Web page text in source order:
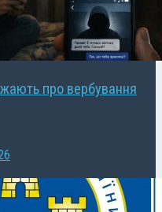
про вербування